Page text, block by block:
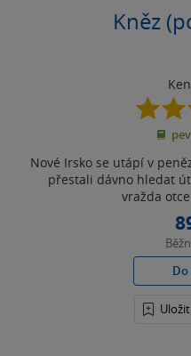
Kněz
Nové Irsko se utápí v
přestali dávno hledat
vražda